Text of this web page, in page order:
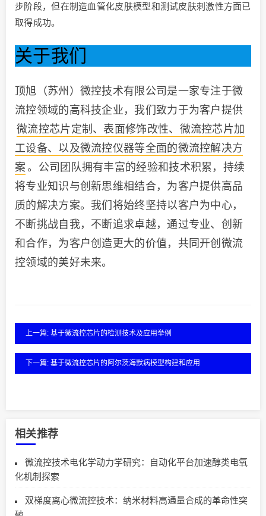
步阶段，但在制造血管化皮肤模型和测试皮肤刺激性方面已
取得成功。
关于我们
顶旭（苏州）微控技术有限公司是一家专注于微
流控领域的高科技企业，我们致力于为客户提供
微流控芯片定制、表面修饰改性、微流控芯片加
工设备、以及微流控仪器等全面的微流控解决方
案 。公司团队拥有丰富的经验和技术积累，持续
将专业知识与创新思维相结合，为客户提供高品
质的解决方案。我们将始终坚持以客户为中心，
不断挑战自我，不断追求卓越，通过专业、创新
和合作，为客户创造更大的价值，共同开创微流
控领域的美好未来。
上一篇: 基于微流控芯片的检测技术及应用举例
下一篇: 基于微流控芯片的阿尔茨海默病模型构建和应用
相关推荐
微流控技术电化学动力学研究：自动化平台加速醇类电氧
化机制探索
双梯度离心微流控技术：纳米材料高通量合成的革命性突